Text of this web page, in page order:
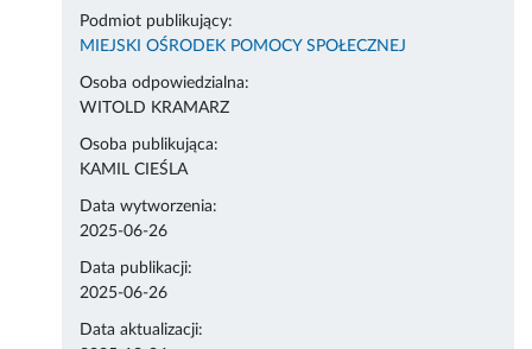
Podmiot publikujący:
MIEJSKI OŚRODEK POMOCY SPOŁECZNEJ
Osoba odpowiedzialna:
WITOLD KRAMARZ
Osoba publikująca:
KAMIL CIEŚLA
Data wytworzenia:
2025-06-26
Data publikacji:
2025-06-26
Data aktualizacji: